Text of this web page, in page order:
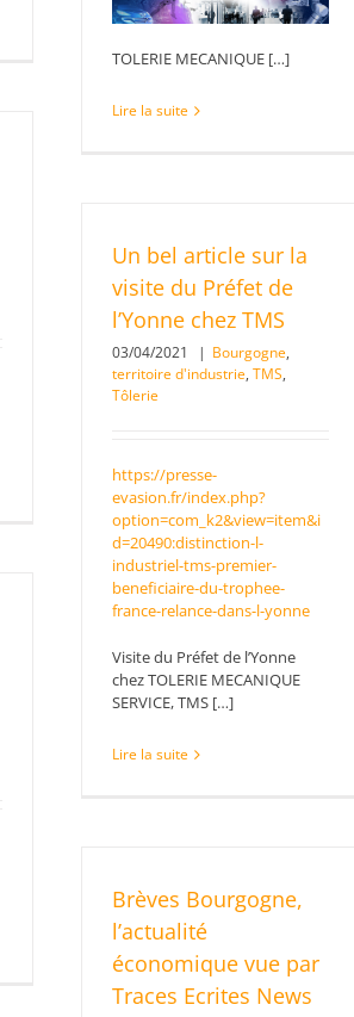
TOLERIE MECANIQUE […]
Lire la suite
Un bel article sur la
visite du Préfet de
l’Yonne chez TMS
03/04/2021 | Bourgogne,
territoire d'industrie, TMS,
Tôlerie
https://presse-
evasion.fr/index.php?
option=com_k2&view=item&i
d=20490:distinction-l-
industriel-tms-premier-
beneficiaire-du-trophee-
france-relance-dans-l-yonne
Visite du Préfet de l’Yonne
chez TOLERIE MECANIQUE
SERVICE, TMS […]
Lire la suite
Brèves Bourgogne,
l’actualité
économique vue par
Traces Ecrites News